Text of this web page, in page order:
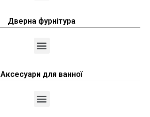
Дверна фурнітура
Аксесуари для ванної